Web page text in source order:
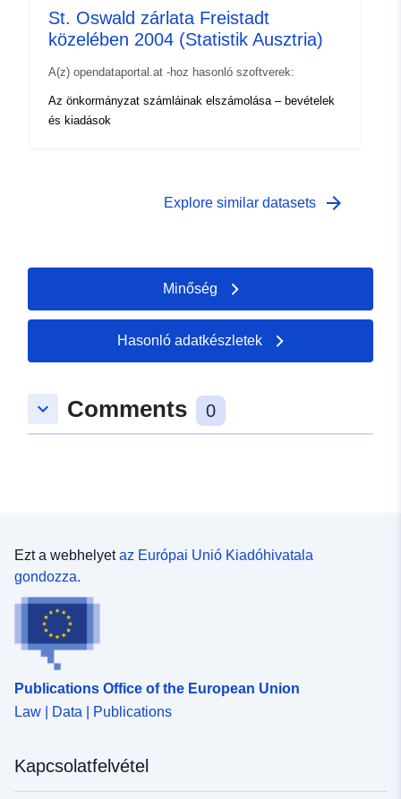
St. Oswald zárlata Freistadt
közelében 2004 (Statistik Ausztria)
A(z) opendataportal.at -hoz hasonló szoftverek:
Az önkormányzat számláinak elszámolása – bevételek
és kiadások
Explore similar datasets arrow_forward
Minőség
Hasonló adatkészletek
keyboard_arrow_down Comments 0
Ezt a webhelyetaz Európai Unió Kiadóhivatala
gondozza.
Publications Office of the European Union
Law | Data | Publications
Kapcsolatfelvétel